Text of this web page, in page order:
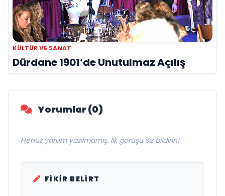
KÜLTÜR VE SANAT
Dürdane 1901’de Unutulmaz Açılış
Yorumlar (0)
Henüz yorum yazılmamış. İlk görüşü siz bildirin!
FIKIR BELIRT